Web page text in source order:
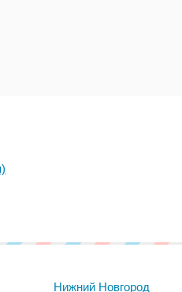
Нижний Новгород